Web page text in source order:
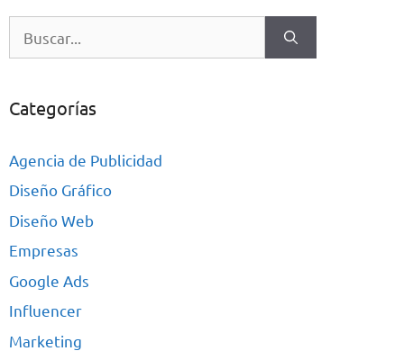
Categorías
Agencia de Publicidad
Diseño Gráfico
Diseño Web
Empresas
Google Ads
Influencer
Marketing